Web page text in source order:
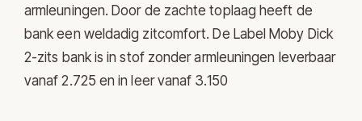
armleuningen. Door de zachte toplaag heeft de
bank een weldadig zitcomfort. De Label Moby Dick
2-zits bank is in stof zonder armleuningen leverbaar
vanaf 2.725 en in leer vanaf 3.150